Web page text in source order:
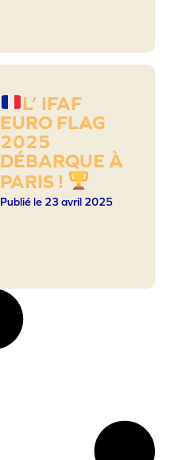
L’ IFAF
EURO FLAG
2025
DÉBARQUE À
PARIS !
Publié le 23 avril 2025